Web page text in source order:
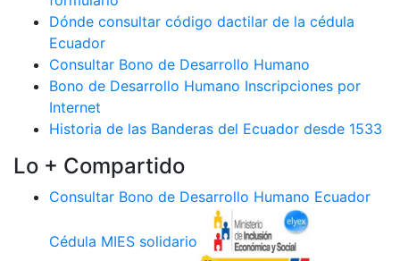
Dónde consultar código dactilar de la cédula
Ecuador
Consultar Bono de Desarrollo Humano
Bono de Desarrollo Humano Inscripciones por
Internet
Historia de las Banderas del Ecuador desde 1533
Lo + Compartido
Consultar Bono de Desarrollo Humano Ecuador
Cédula MIES solidario